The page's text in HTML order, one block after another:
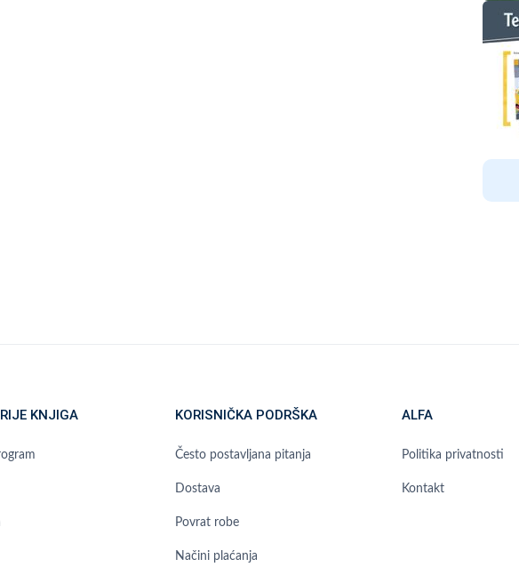
KNJIGA KORISNIČKA PODRŠKA
Često postavljana pitanja
Dostava
Povrat robe
Načini plaćanja
ALFA
Politika privatnosti
Kontakt